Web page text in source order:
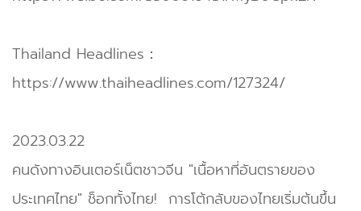
Thailand Headlines：
https://www.thaiheadlines.com/127324/
2023.03.22
คนดังทางอินเตอร์เน็ตชาวจีน "เนื้อหาที่อันตรายของ
ประเทศไทย" ช็อกทั้งไทย! การโต้กลับของไทยเริ่มต้นขึ้น